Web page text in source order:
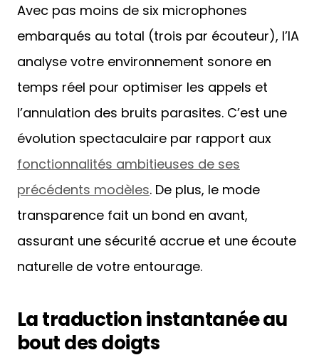
Avec pas moins de six microphones
embarqués au total (trois par écouteur), l’IA
analyse votre environnement sonore en
temps réel pour optimiser les appels et
l’annulation des bruits parasites. C’est une
évolution spectaculaire par rapport aux
fonctionnalités ambitieuses de ses
précédents modèles. De plus, le mode
transparence fait un bond en avant,
assurant une sécurité accrue et une écoute
naturelle de votre entourage.
La traduction instantanée au
bout des doigts